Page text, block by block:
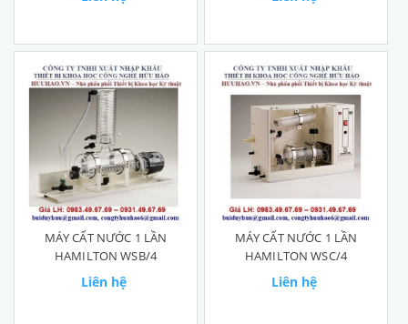
MÁY CẤT NƯỚC 1 LẦN
HAMILTON WSB/4
Liên hệ
MÁY CẤT NƯỚC 1 LẦN
HAMILTON WSC/4
Liên hệ